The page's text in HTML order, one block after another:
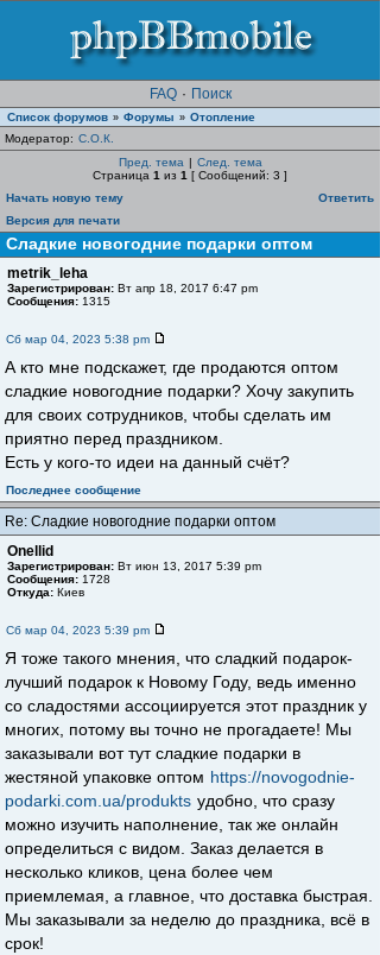
FAQ · Поиск
Список форумов » Форумы » Отопление
Модератор: С.О.К.
Пред. тема | След. тема
Страница 1 из 1 [ Сообщений: 3 ]
Начать новую тему
Ответить
Версия для печати
Сладкие новогодние подарки оптом
metrik_leha
Зарегистрирован: Вт апр 18, 2017 6:47 pm
Сообщения: 1315
Сб мар 04, 2023 5:38 pm
А кто мне подскажет, где продаются оптом
сладкие новогодние подарки? Хочу закупить
для своих сотрудников, чтобы сделать им
приятно перед праздником.
Есть у кого-то идеи на данный счёт?
Последнее сообщение
Re: Сладкие новогодние подарки оптом
Onellid
Зарегистрирован: Вт июн 13, 2017 5:39 pm
Сообщения: 1728
Откуда: Киев
Сб мар 04, 2023 5:39 pm
Я тоже такого мнения, что сладкий подарок-
лучший подарок к Новому Году, ведь именно
со сладостями ассоциируется этот праздник у
многих, потому вы точно не прогадаете! Мы
заказывали вот тут сладкие подарки в
жестяной упаковке оптом https://novogodnie-
podarki.com.ua/produkts удобно, что сразу
можно изучить наполнение, так же онлайн
определиться с видом. Заказ делается в
несколько кликов, цена более чем
приемлемая, а главное, что доставка быстрая.
Мы заказывали за неделю до праздника, всё в
срок!